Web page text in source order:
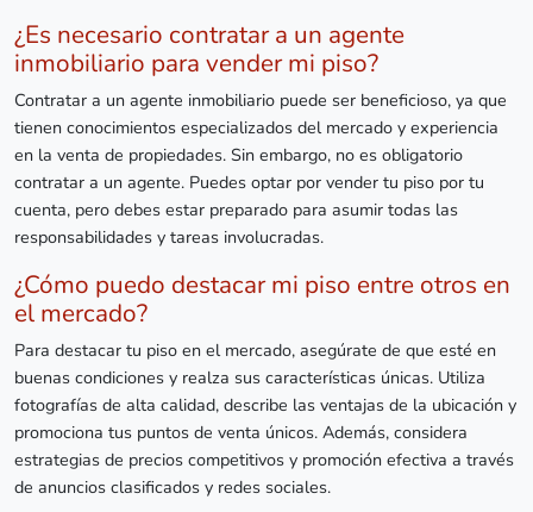
¿Es necesario contratar a un agente
inmobiliario para vender mi piso?
Contratar a un agente inmobiliario puede ser beneficioso, ya que
tienen conocimientos especializados del mercado y experiencia
en la venta de propiedades. Sin embargo, no es obligatorio
contratar a un agente. Puedes optar por vender tu piso por tu
cuenta, pero debes estar preparado para asumir todas las
responsabilidades y tareas involucradas.
¿Cómo puedo destacar mi piso entre otros en
el mercado?
Para destacar tu piso en el mercado, asegúrate de que esté en
buenas condiciones y realza sus características únicas. Utiliza
fotografías de alta calidad, describe las ventajas de la ubicación y
promociona tus puntos de venta únicos. Además, considera
estrategias de precios competitivos y promoción efectiva a través
de anuncios clasificados y redes sociales.